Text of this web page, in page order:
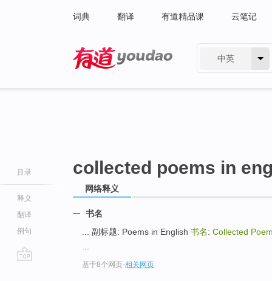
词典 翻译 有道精品课 云笔记
中英
目录
释义
翻译
例句
collected poems in
网络释义
书名
... 副标题: Poems in English 书名: Collected
基于8个网页-相关网页